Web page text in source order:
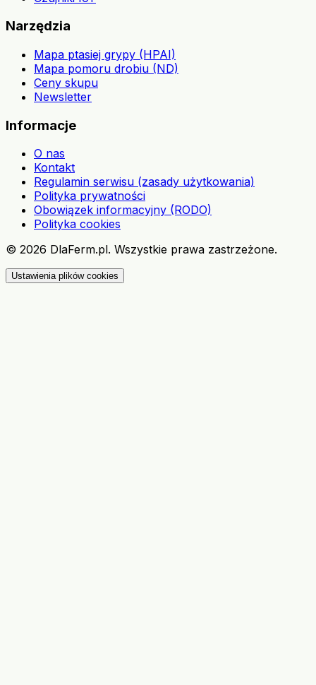
Narzędzia
Mapa ptasiej grypy (HPAI)
Mapa pomoru drobiu (ND)
Ceny skupu
Newsletter
Informacje
O nas
Kontakt
Regulamin serwisu (zasady użytkowania)
Polityka prywatności
Obowiązek informacyjny (RODO)
Polityka cookies
© 2026 DlaFerm.pl. Wszystkie prawa zastrzeżone.
Ustawienia plików cookies